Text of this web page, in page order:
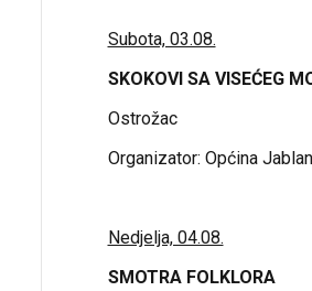
Subota, 03.08.
SKOKOVI SA VISEĆEG
Ostrožac
Organizator: Općina
Nedjelja, 04.08.
SMOTRA FOLKLORA